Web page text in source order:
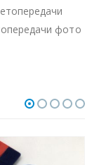
фото